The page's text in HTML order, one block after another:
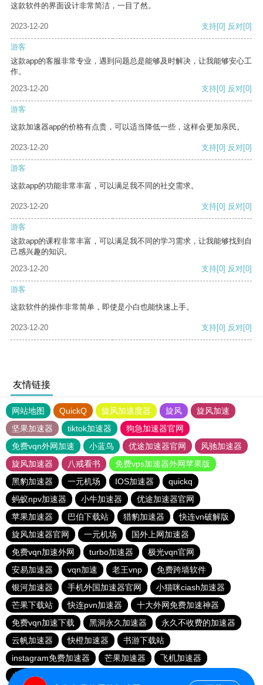
这款软件的界面设计非常简洁，一目了然。
2023-12-20 支持[0] 反对[0]
游客
这款app的客服非常专业，遇到问题总是能够及时解决，让我能够安心工
作。
2023-12-20
支持[0] 反对[0]
游客
这款加速器app的价格有点贵，可以适当降低一些，这样会更加亲民。
2023-12-20 支持[0] 反对[0]
游客
这款app的功能非常丰富，可以满足我不同的社交需求。
2023-12-20 支持[0] 反对[0]
游客
这款app的课程非常丰富，可以满足我不同的学习需求，让我能够找到自
己感兴趣的知识。
2023-12-20
支持[0] 反对[0]
游客
这款软件的操作非常简单，即使是小白也能快速上手。
2023-12-20 支持[0] 反对[0]
友情链接
网站地图 QuickQ 旋风加速度器 旋风
旋风加速
坚果加速器
tiktok加速器
狗急加速器官网
免费vqn外网加速
小蓝鸟 优途加速器官网
风驰加速器
旋风加速器
八戒看书
免费vps加速器外网苹果版
黑豹加速器
一元机场 IOS加速器
quickq
蚂蚁npv加速器
小牛加速器
优途加速器官网
苹果加速器
巴伯下载站 猎豹加速器
快连vn破解版
旋风加速器官网
一元机场
国外上网加速器
免费vqn加速外网
turbo加速器
极光vqn官网
安易加速器
vqn加速 老王vnp
免费跨墙软件
银河加速器
手机外国加速器官网
小猫咪ciash加速器
芒果下载站
快连pvn加速器
十大外网免费加速神器
免费vqn加速下载
黑洞永久加速器
永久不收费的加速器
云帆加速器
快橙加速器
书游下载站
instagram免费加速器
芒果加速器
飞机加速器
火箭加速器